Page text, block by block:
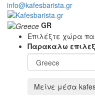
info@kafesbarista.gr
GR
Επιλέξτε χώρα
Παρακαλω
Μείνε μέσα